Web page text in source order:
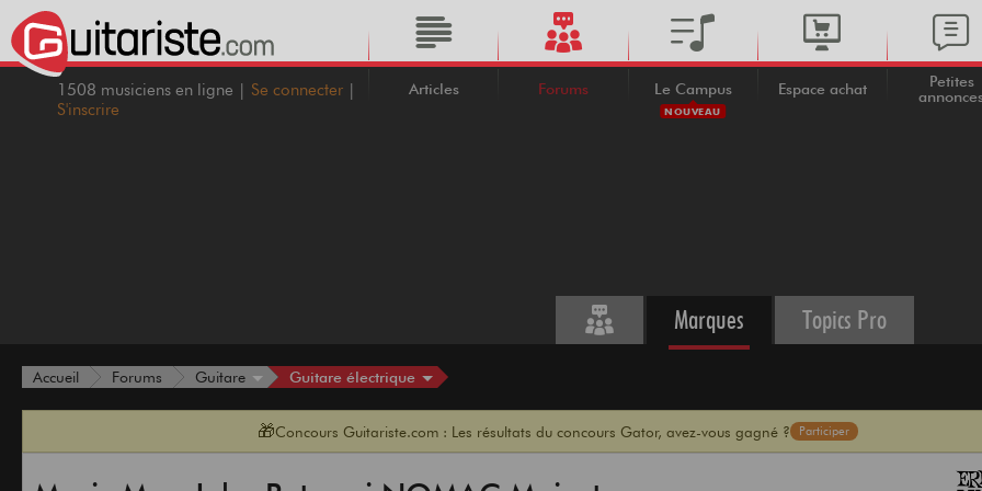
1508 musiciens en ligne | Se connecter |
S'inscrire
Articles Forums Le Campus
NOUVEAU
Espace achat
Petites
Marques Topics Pro
Accueil Forums Guitare Guitare électrique
🎁Concours Guitariste.com : Les résultats du concours Gator, avez-vous gagné ? Participer